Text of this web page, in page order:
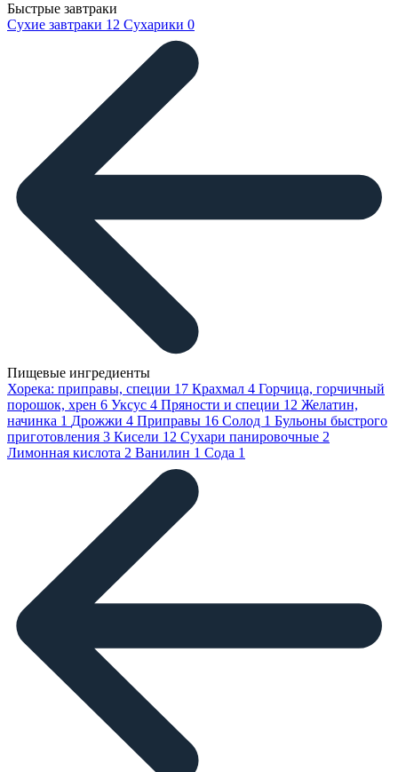
Быстрые завтраки
Сухие завтраки 12 Сухарики 0
Пищевые ингредиенты
Хорека: приправы, специи 17 Крахмал 4 Горчица, горчичный
порошок, хрен 6 Уксус 4 Пряности и специи 12 Желатин,
начинка 1 Дрожжи 4 Приправы 16 Солод 1 Бульоны быстрого
приготовления 3 Кисели 12 Сухари панировочные 2
Лимонная кислота 2 Ванилин 1 Сода 1